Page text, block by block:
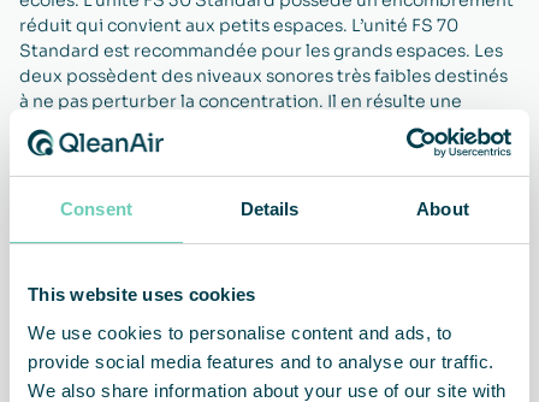
Consent Details About
This website uses cookies
We use cookies to personalise content and ads, to
provide social media features and to analyse our traffic.
We also share information about your use of our site with
réduit qui convient aux petits espaces. L’unité FS 70
Standard est recommandée pour les grands espaces. Les
deux possèdent des niveaux sonores très faibles destinés
à ne pas perturber la concentration. Il en résulte une
amélioration de la santé et de la productivité à court et à
long terme, et une diminution des absences. En outre, les
locaux sont plus confortables, propres et attrayants.
produits garanties
contamination